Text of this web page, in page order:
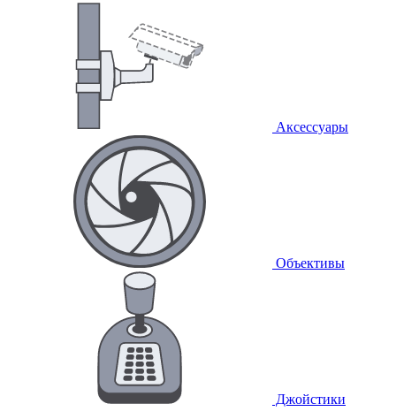
Аксессуары
Объективы
Джойстики